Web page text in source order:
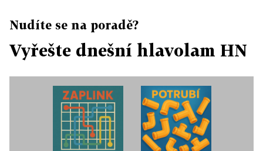
Nudíte se na poradě?
Vyřešte dnešní hlavolam HN